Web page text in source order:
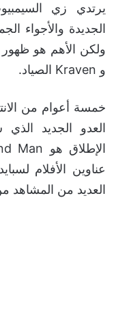
يرتدي زي
الجديدة والأجواء
و Kraven الصياد.
العدو الجديد
عناوين الأفلام
العديد من المشاهد